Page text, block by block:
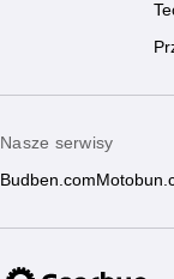
Nasze serwisy
Budben.com